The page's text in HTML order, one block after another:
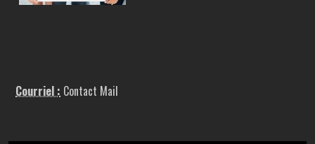
Courriel : Contact Mail